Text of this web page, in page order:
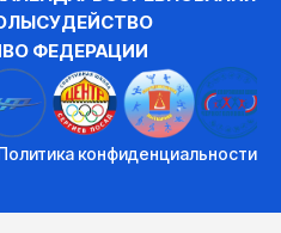
СУДЕЙСТВО
О ФЕДЕРАЦИИ
конфиденциальности